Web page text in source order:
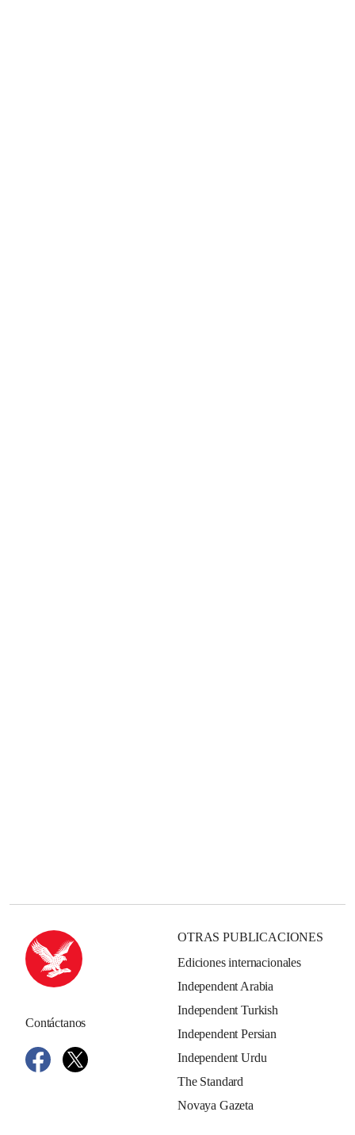
Contáctanos
OTRAS PUBLICACIONES
Ediciones internacionales
Independent Arabia
Independent Turkish
Independent Persian
Independent Urdu
The Standard
Novaya Gazeta